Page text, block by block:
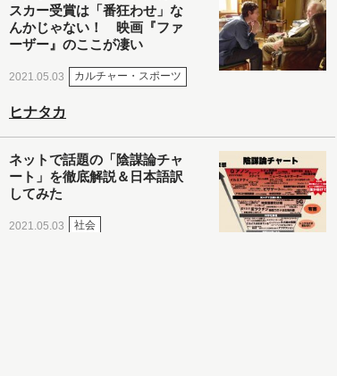
スカー受賞は「番狂わせ」な
んかじゃない！ 映画『ファ
ーザー』のここが凄い
2021.05.03 カルチャー・スポーツ
ヒナタカ
ネットで話題の「陰謀論チャ
ート」を徹底解説＆日本語訳
してみた
2021.05.03 社会